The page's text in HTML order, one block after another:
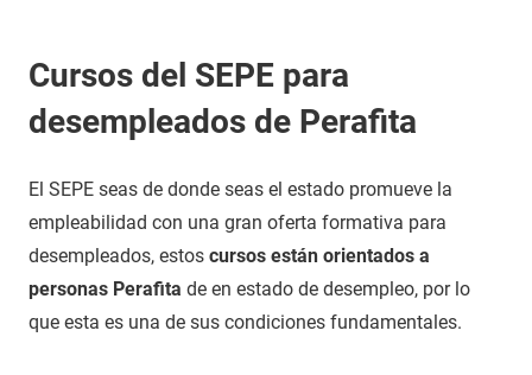
Cursos del SEPE para
desempleados de Perafita
El SEPE seas de donde seas el estado promueve la
empleabilidad con una gran oferta formativa para
desempleados, estos cursos están orientados a
personas Perafita de en estado de desempleo, por lo
que esta es una de sus condiciones fundamentales.